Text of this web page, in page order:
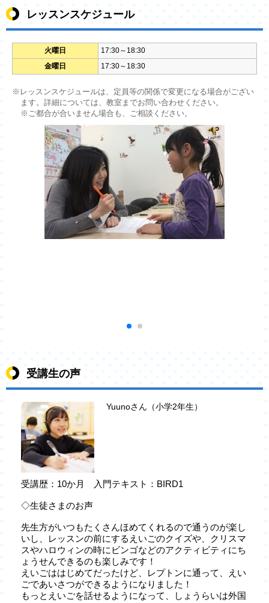
レッスンスケジュール
火曜日
17:30～18:30
金曜日
17:30～18:30
※レッスンスケジュールは、定員等の関係で変更になる場合がござい
ます。詳細については、教室までお問い合わせください。
※ご都合が合いません場合も、ご相談ください。
受講生の声
Yuunoさん（小学2年生）
受講歴：10か月 入門テキスト：BIRD1
◇生徒さまのお声
先生方がいつもたくさんほめてくれるので通うのが楽し
いし、レッスンの前にするえいごのクイズや、クリスマ
スやハロウィンの時にビンゴなどのアクティビティにち
ょうせんできるのも楽しみです！
えいごははじめてだったけど、レプトンに通って、えい
ごであいさつができるようになりました！
もっとえいごを話せるようになって、しょうらいは外国